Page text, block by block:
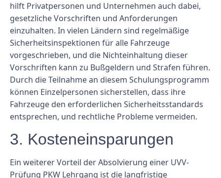
hilft Privatpersonen und Unternehmen auch dabei,
gesetzliche Vorschriften und Anforderungen
einzuhalten. In vielen Ländern sind regelmäßige
Sicherheitsinspektionen für alle Fahrzeuge
vorgeschrieben, und die Nichteinhaltung dieser
Vorschriften kann zu Bußgeldern und Strafen führen.
Durch die Teilnahme an diesem Schulungsprogramm
können Einzelpersonen sicherstellen, dass ihre
Fahrzeuge den erforderlichen Sicherheitsstandards
entsprechen, und rechtliche Probleme vermeiden.
3. Kosteneinsparungen
Ein weiterer Vorteil der Absolvierung einer UVV-
Prüfung PKW Lehrgang ist die langfristige